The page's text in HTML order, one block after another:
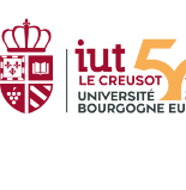
Mentions